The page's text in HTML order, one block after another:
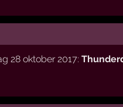
28 oktober 2017: